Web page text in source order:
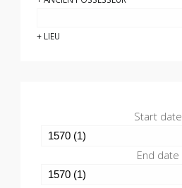
Start date
End date
LIEU